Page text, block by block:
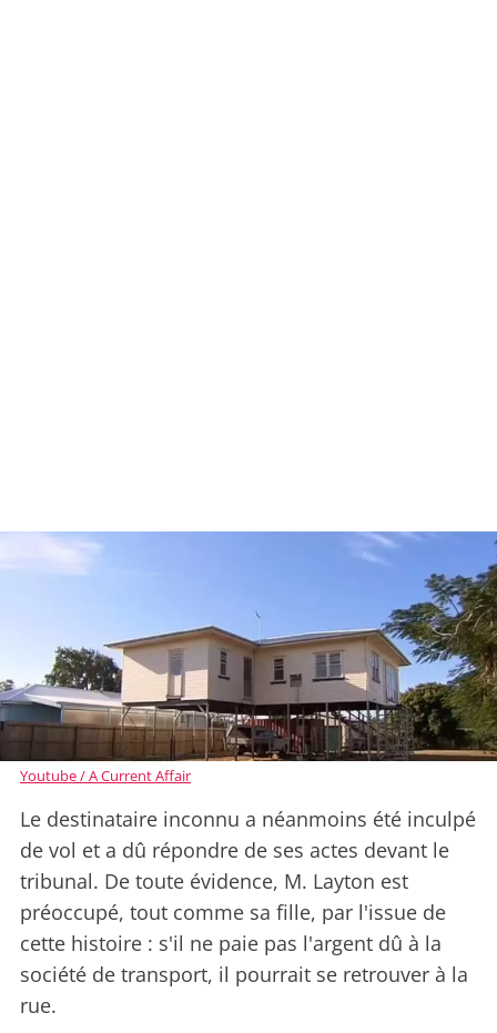
Youtube / A Current Affair
Le destinataire inconnu a néanmoins été inculpé
de vol et a dû répondre de ses actes devant le
tribunal. De toute évidence, M. Layton est
préoccupé, tout comme sa fille, par l'issue de
cette histoire : s'il ne paie pas l'argent dû à la
société de transport, il pourrait se retrouver à la
rue.